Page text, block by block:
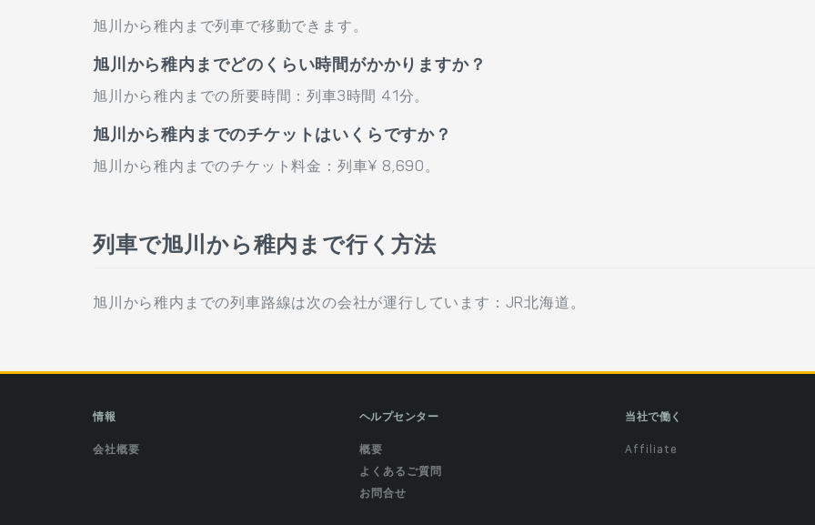
旭川から稚内まで列車で移動できます。
旭川から稚内までどのくらい時間がかかりますか？
旭川から稚内までの所要時間：列車3時間 41分。
旭川から稚内までのチケットはいくらですか？
旭川から稚内までのチケット料金：列車¥ 8,690。
列車で旭川から稚内まで行く方法
旭川から稚内までの列車路線は次の会社が運行しています：JR北海道。
情報
会社概要
ヘルプセンター
概要
よくあるご質問
お問合せ
当社で働く
Affiliate